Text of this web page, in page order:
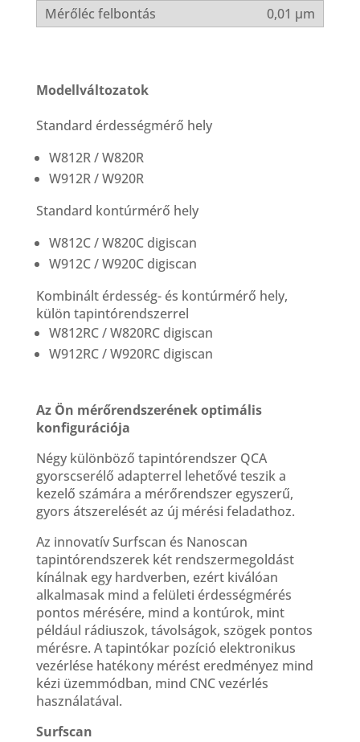
0,01 μm
Modellváltozatok
Standard érdességmérő hely
W812R / W820R
W912R / W920R
Standard kontúrmérő hely
W812C / W820C digiscan
W912C / W920C digiscan
Kombinált érdesség- és kontúrmérő hely,
külön tapintórendszerrel
W812RC / W820RC digiscan
W912RC / W920RC digiscan
Az Ön mérőrendszerének optimális
konfigurációja
Négy különböző tapintórendszer QCA
gyorscserélő adapterrel lehetővé teszik a
kezelő számára a mérőrendszer egyszerű,
gyors átszerelését az új mérési feladathoz.
Az innovatív Surfscan és Nanoscan
tapintórendszerek két rendszermegoldást
kínálnak egy hardverben, ezért kiválóan
alkalmasak mind a felületi érdességmérés
pontos mérésére, mind a kontúrok, mint
például rádiuszok, távolságok, szögek pontos
mérésre. A tapintókar pozíció elektronikus
vezérlése hatékony mérést eredményez mind
kézi üzemmódban, mind CNC vezérlés
használatával.
Surfscan